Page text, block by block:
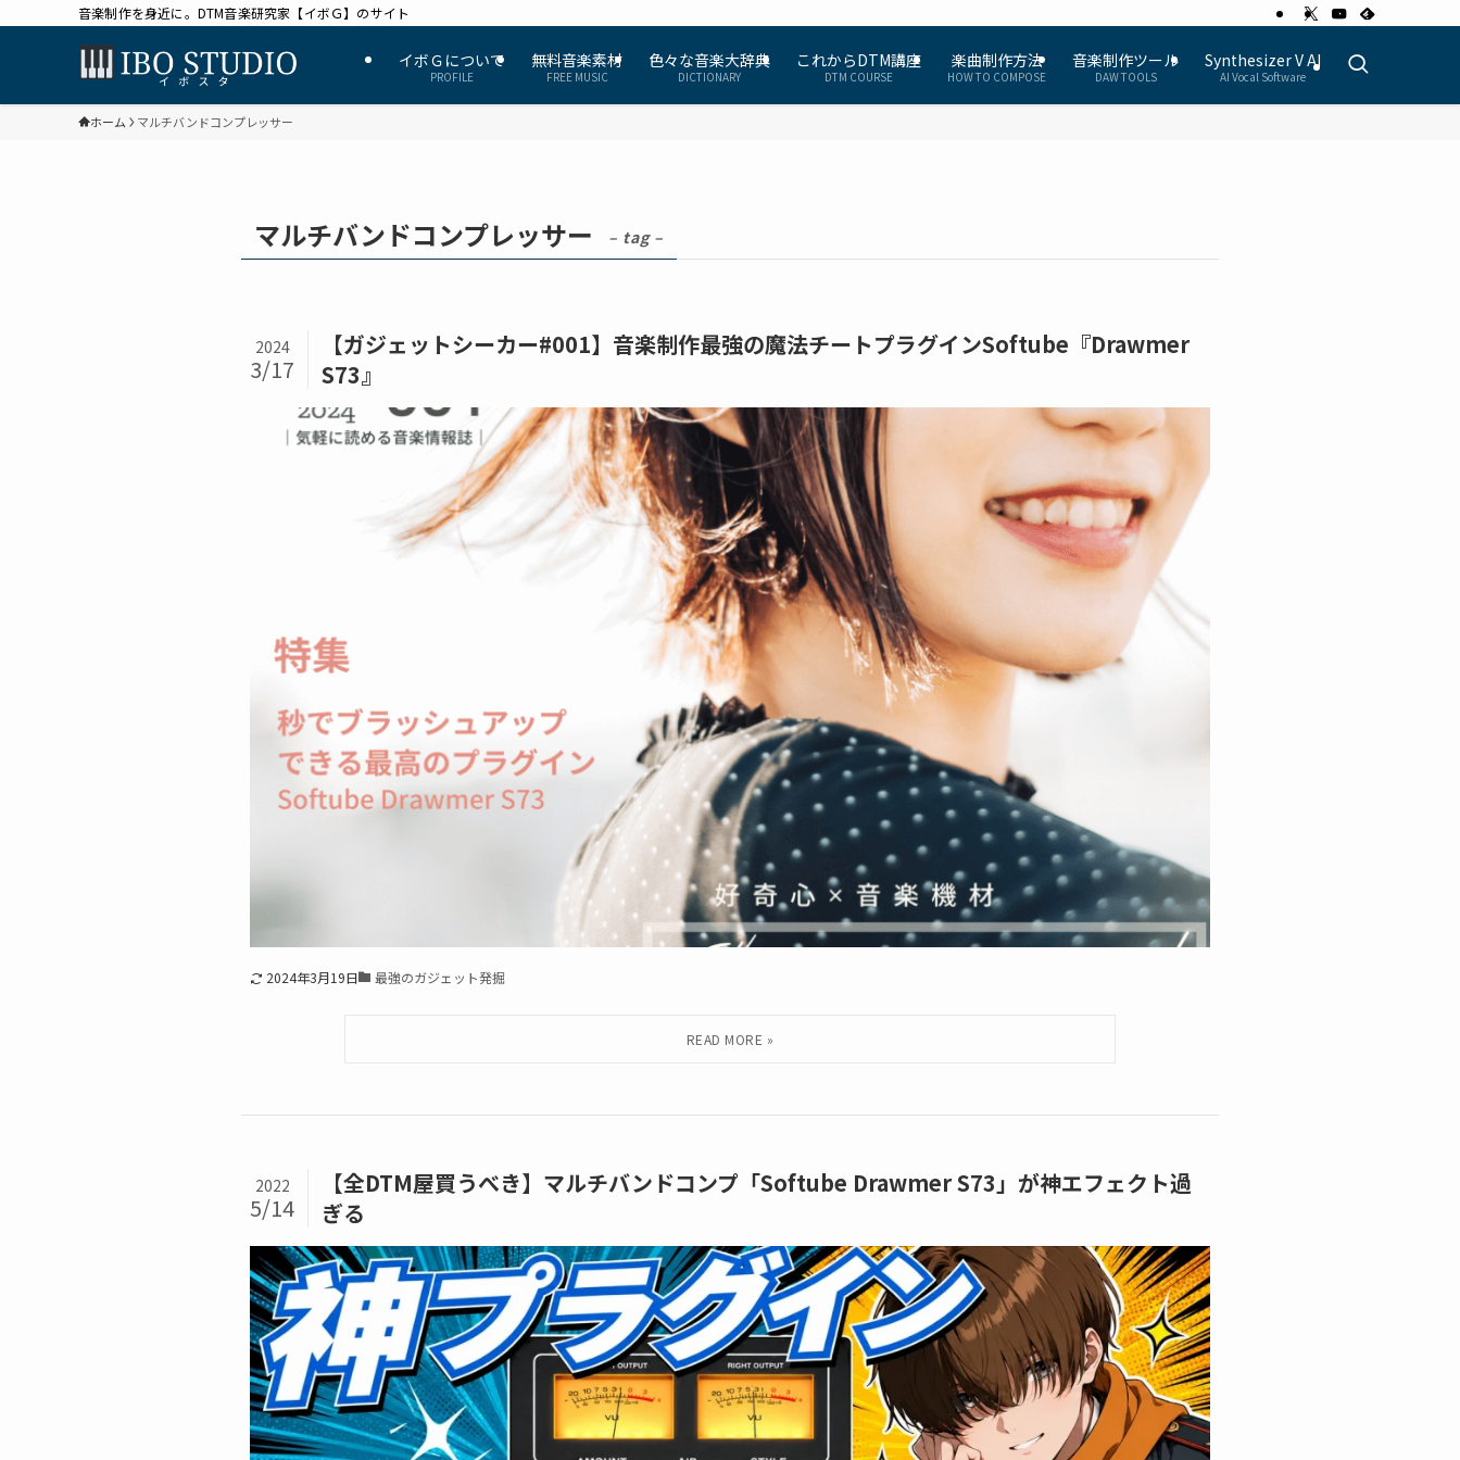
音楽制作を身近に。DTM音楽研究家【イボＧ】のサイト
イボＧについて
PROFILE
無料音楽素材
FREE MUSIC
色々な音楽大辞典
DICTIONARY
これからDTM講座
DTM COURSE
楽曲制作方法
HOW TO COMPOSE
音楽制作ツール
DAW TOOLS
Synthesizer V AI
AI Vocal Software
ホーム マルチバンドコンプレッサー
マルチバンドコンプレッサー – tag –
【ガジェットシーカー#001】音楽制作最強の魔法チートプラグインSoftube『Drawmer
S73』
2024
3/17
2024年3月19日 最強のガジェット発掘
【全DTM屋買うべき】マルチバンドコンプ「Softube Drawmer S73」が神エフェクト過
ぎる
2022
5/14